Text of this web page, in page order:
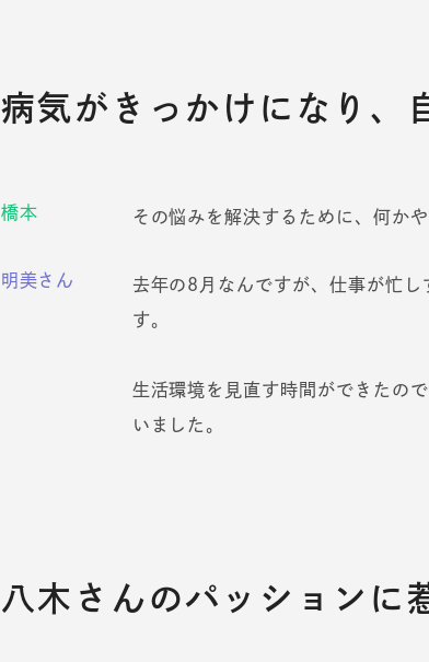
病気がきっかけになり、
橋本 その悩みを解決するために、何か
明美さん 去年の8月なんですが、仕事が忙し
す。
生活環境を見直す時間ができたの
いました。
八木さんのパッションに